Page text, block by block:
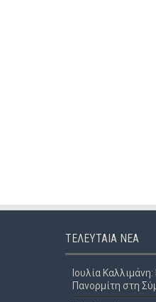
ΤΕΛΕΥΤΑΊΑ ΝΈΑ
Ιουλία
Πανορμίτη στη